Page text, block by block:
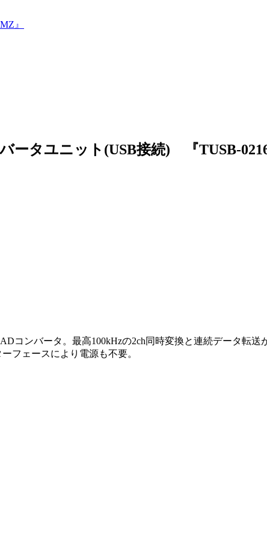
』
ータユニット(USB接続) 『TUSB-
コンバータ。最高100kHzの2ch同時変換と連続データ転送
フェースにより電源も不要。